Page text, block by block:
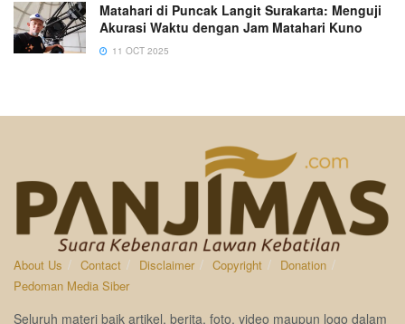
Matahari di Puncak Langit Surakarta: Menguji
Akurasi Waktu dengan Jam Matahari Kuno
11 OCT 2025
About Us Contact Disclaimer Copyright
Donation
Pedoman Media Siber
Seluruh materi baik artikel, berita, foto, video maupun logo dalam